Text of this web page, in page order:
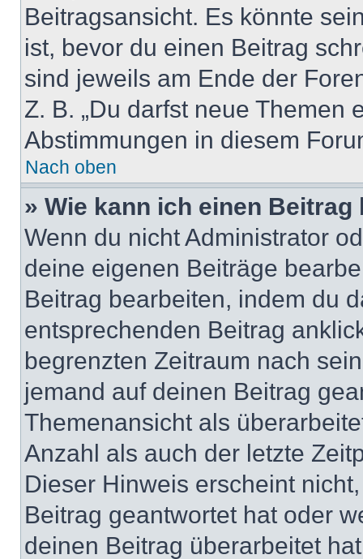
Beitragsansicht. Es könnte
ist, bevor du einen Beitrag
sind jeweils am Ende der
Z. B. „Du darfst neue Themen
Abstimmungen in diesem
Nach oben
» Wie kann ich einen
Wenn du nicht Administrator
deine eigenen Beiträge
Beitrag bearbeiten, indem du
entsprechenden Beitrag
begrenzten Zeitraum nach
jemand auf deinen Beitrag
Themenansicht als
Anzahl als auch der letzte
Dieser Hinweis erscheint
Beitrag geantwortet hat oder
deinen Beitrag überarbeitet